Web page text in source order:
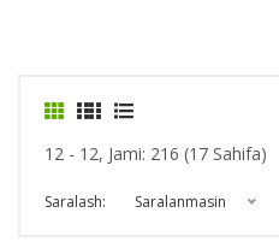
12 - 12, Jami: 216 (17 Sahifa)
Saralash: Saralanmasin